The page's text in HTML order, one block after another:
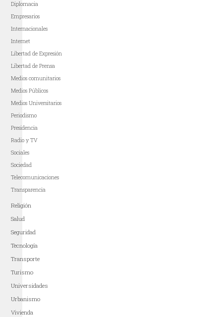
Diplomacia
Empresarios
Internacionales
Internet
Libertad de Expresión
Libertad de Prensa
Medios comunitarios
Medios Públicos
Medios Universitarios
Periodismo
Presidencia
Radio y TV
Sociales
Sociedad
Telecomunicaciones
Transparencia
Religión
Salud
Seguridad
Tecnología
Transporte
Turismo
Universidades
Urbanismo
Vivienda